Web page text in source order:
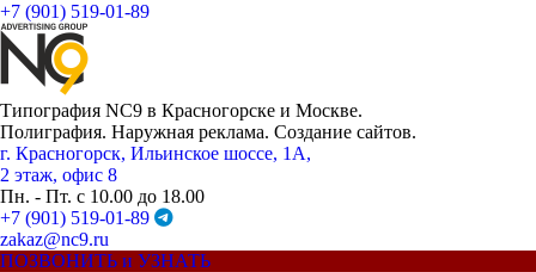
+7 (901) 519-01-89
Типография NC9 в Красногорске и Москве.
Полиграфия. Наружная реклама. Создание сайтов.
г. Красногорск, Ильинское шоссе, 1А,
2 этаж, офис 8
Пн. - Пт. с 10.00 до 18.00
+7 (901) 519-01-89
zakaz@nc9.ru
ПОЗВОНИТЬ и УЗНАТЬ